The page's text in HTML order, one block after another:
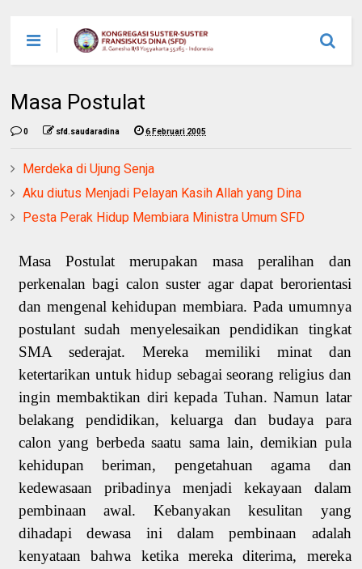
Masa Postulat
0 sfd.saudaradina 6 Februari 2005
Merdeka di Ujung Senja
Aku diutus Menjadi Pelayan Kasih Allah yang Dina
Pesta Perak Hidup Membiara Ministra Umum SFD
Masa Postulat merupakan masa peralihan dan
perkenalan bagi calon suster agar dapat berorientasi
dan mengenal kehidupan membiara. Pada umumnya
postulant sudah menyelesaikan pendidikan tingkat
SMA sederajat. Mereka memiliki minat dan
ketertarikan untuk hidup sebagai seorang religius dan
ingin membaktikan diri kepada Tuhan. Namun latar
belakang pendidikan, keluarga dan budaya para
calon yang berbeda saatu sama lain, demikian pula
kehidupan beriman, pengetahuan agama dan
kedewasaan pribadinya menjadi kekayaan dalam
pembinaan awal. Kebanyakan kesulitan yang
dihadapi dewasa ini dalam pembinaan adalah
kenyataan bahwa ketika mereka diterima, mereka